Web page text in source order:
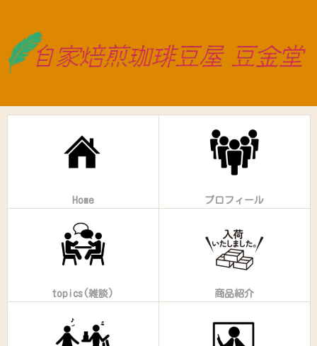
Home プロフィール
topics(雑談) 商品紹介